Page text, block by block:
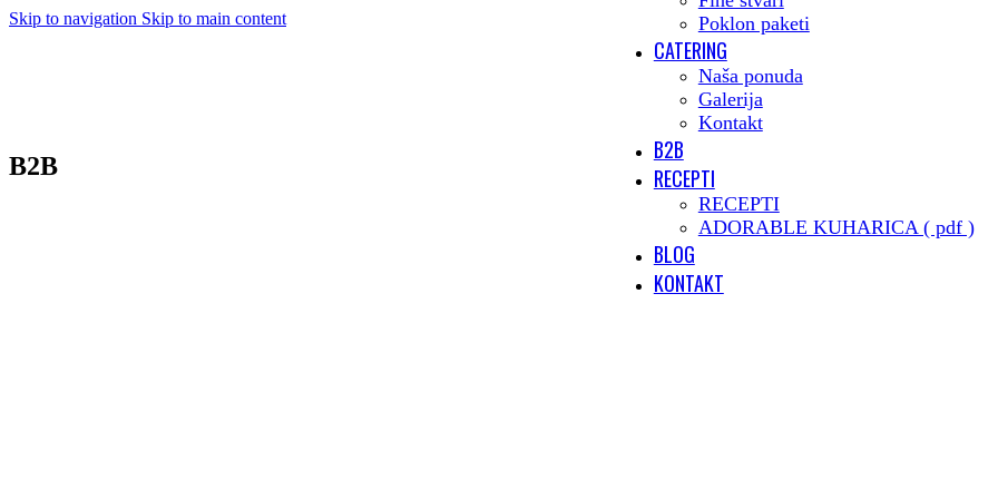
Skip to navigation Skip to main content
Poklon paketi
CATERING
Naša ponuda
Galerija
Kontakt
B2B
RECEPTI
RECEPTI
ADORABLE KUHARICA ( pdf )
BLOG
KONTAKT
B2B